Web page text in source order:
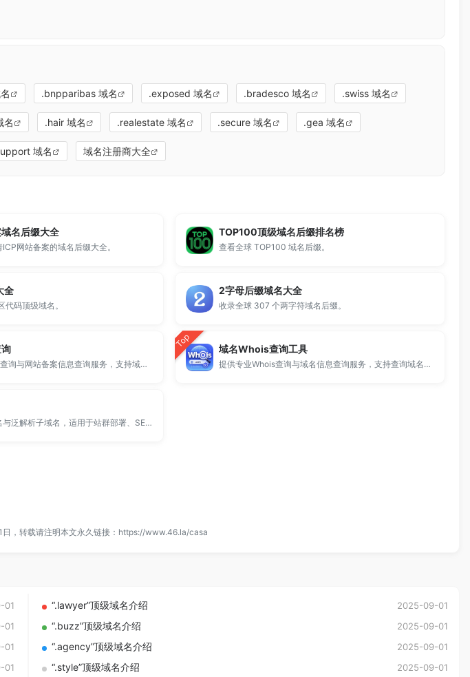
.bnpparibas 域名 .exposed 域名 .bradesco 域名 .swiss 域名
名 .hair 域名 .realestate 域名 .secure 域名 .gea 域名
域名 域名注册商大全
名后缀大全
网站备案的域名后缀大全。
TOP100顶级域名后缀排名榜
查看全球 TOP100 域名后缀。
全
码顶级域名。
2字母后缀域名大全
收录全球 307 个两字符域名后缀。
提供专业ICP备案查询与网站备案信息查询服务，支持域名备案号查询、网站是否备案检测及备案信息快速获取，适用于站长工具、域名检测与SEO分析。
Top 域名Whois查询工具
提供专业Whois查询与域名信息查询服务，支持查询域名注册信息、注册商、到期时间及DNS记录，适用于域名检测、SEO分析及站长工具使用。
支持批量生成域名与泛解析子域名，适用于站群部署、SEO测试与开发环境使用。
，转载请注明本文永久链接： https://www.46.la/casa
01 “.lawyer”顶级域名介绍 2025-09-01
01 “.buzz”顶级域名介绍 2025-09-01
01 “.agency”顶级域名介绍 2025-09-01
01 “.style”顶级域名介绍 2025-09-01